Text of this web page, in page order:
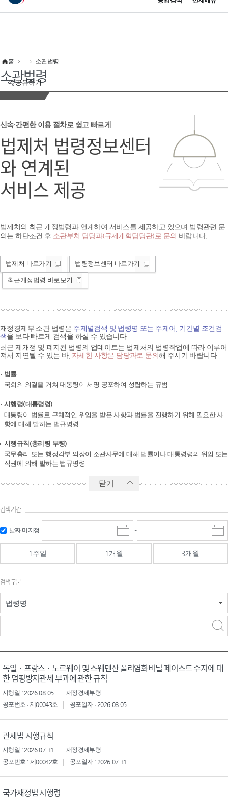
이 누리집은 대한민국 공식 전자정부 누리집입니다.
공유하기
홈 소관법령
소관법령
신속·간편한 이용 절차로 쉽고 빠르게
법제처 법령정보센터
와 연계된
서비스 제공
법제처의 최근 개정법령과 연계하여 서비스를 제공하고 있으며 법령관련 문
의는 하단조건 후 소관부처 담당과(규제개혁담당관)로 문의 바랍니다.
법제처 바로가기 법령정보센터 바로가기
최근개정법령 바로보기
재정경제부 소관 법령은 주제별검색 및 법령명 또는 주제어, 기간별 조건검
색을 보다 빠르게 검색을 하실 수 있습니다.
최근 제개정 및 폐지된 법령의 업데이트는 법제처의 법령작업에 따라 이루어
져서 지연될 수 있는 바, 자세한 사항은 담당과로 문의해 주시기 바랍니다.
법률
국회의 의결을 거쳐 대통령이 서명 공포하여 성립하는 규범
시행령(대통령령)
대통령이 법률로 구체적인 위임을 받은 사항과 법률을 진행하기 위해 필요한 사
항에 대해 발하는 법규명령
시행규칙(총리령 부령)
국무총리 또는 행정각부 의장이 소관사무에 대해 법률이나 대통령령의 위임 또는
직권에 의해 발하는 법규명령
닫기
검색기간
날짜 미지정
시
작
일
선
~
마
감
선
1주일 1개월 3개월
검색구분
법령명
독일ㆍ프랑스ㆍ노르웨이 및 스웨덴산 폴리염화비닐 페이스트 수지에 대
한 덤핑방지관세 부과에 관한 규칙
시행일 : 2026.08.05.
재정경제부령
공포번호 : 제00043호
공포일자 : 2026.08.05.
관세법 시행규칙
시행일 : 2026.07.31.
재정경제부령
공포번호 : 제00042호
공포일자 : 2026.07.31.
국가재정법 시행령